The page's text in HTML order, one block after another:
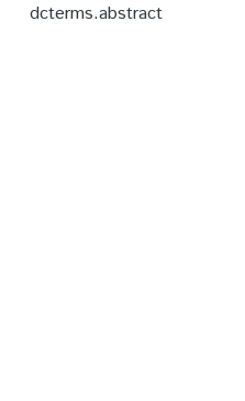
dcterms.abstract